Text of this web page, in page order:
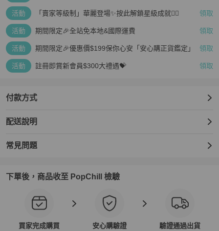
活動 「賣家等級制」華麗登場✨按此解鎖星級成就👆🏻 領取
活動 期間限定🎉全站免本地&國際運費 領取
活動 期間限定🎉優惠價$199保你心安「安心購正貨鑑定」 領取
活動 註冊即賞新會員$300大禮遇💝 領取
付款方式
配送說明
常見問題
下單後，商品收至 PopChill 檢驗
買家完成購買 安心購驗證 驗證通過出貨